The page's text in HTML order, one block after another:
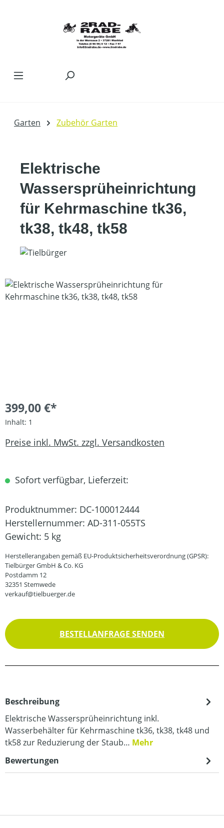
Garten Zubehör Garten
Elektrische
Wassersprüheinrichtung
für Kehrmaschine tk36,
tk38, tk48, tk58
Bildergalerie überspringen
399,00 €*
Inhalt: 1
Preise inkl. MwSt. zzgl. Versandkosten
Sofort verfügbar, Lieferzeit:
Produktnummer: DC-100012444
Herstellernummer: AD-311-055TS
Gewicht: 5 kg
Herstellerangaben gemäß EU-Produktsicherheitsverordnung (GPSR):
Tielbürger GmbH & Co. KG
Postdamm 12
32351 Stemwede
verkauf@tielbuerger.de
BESTELLANFRAGE SENDEN
Beschreibung
Elektrische Wassersprüheinrichtung inkl.
Wasserbehälter für Kehrmaschine tk36, tk38, tk48 und
tk58 zur Reduzierung der Staub… Mehr
Bewertungen